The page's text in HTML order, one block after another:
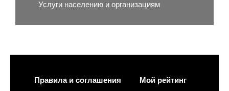
Услуги населению и организациям
Правила и соглашения Мой рейтинг